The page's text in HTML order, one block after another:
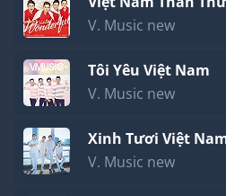
V. Music new
Tôi Yêu Việt Nam
V. Music new
Xinh Tươi Việt
V. Music new